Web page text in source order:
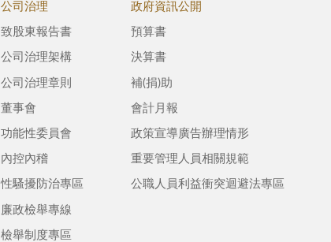
公司治理
致股東報告書
公司治理架構
公司治理章則
董事會
功能性委員會
內控內稽
性騷擾防治專區
廉政檢舉專線
檢舉制度專區
政府資訊公開
預算書
決算書
補(捐)助
會計月報
政策宣導廣告辦理情形
重要管理人員相關規範
公職人員利益衝突迴避法專區